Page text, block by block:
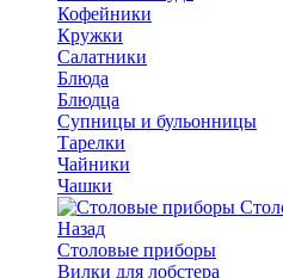
Кофейники
Кружки
Салатники
Блюда
Блюдца
Супницы и бульонницы
Тарелки
Чайники
Чашки
Назад
Cтоловые приборы
Вилки для лобстера